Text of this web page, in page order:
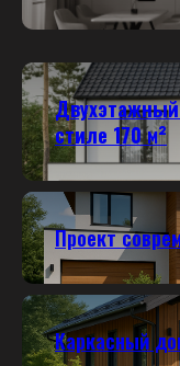
стиле 170 м²
Проект
Каркасный